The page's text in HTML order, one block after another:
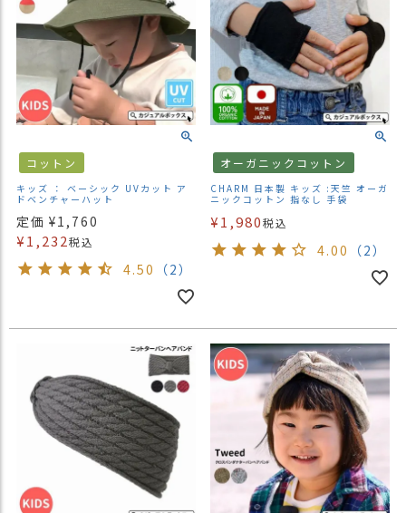
コットン
キッズ ： ベーシック UVカット ア
ドベンチャーハット
定価 ¥1,760
¥1,232税込
4.50 （2）
オーガニックコットン
CHARM 日本製 キッズ :天竺 オーガ
ニックコットン 指なし 手袋
¥1,980税込
4.00 （2）